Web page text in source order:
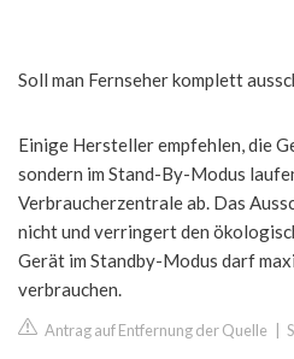
Soll man Fernseher komplett
Einige Hersteller empfehlen, die
sondern im Stand-By-Modus
Verbraucherzentrale ab. Das
nicht und verringert den
Gerät im Standby-Modus darf
verbrauchen.
Antrag auf Entfernung der Quelle